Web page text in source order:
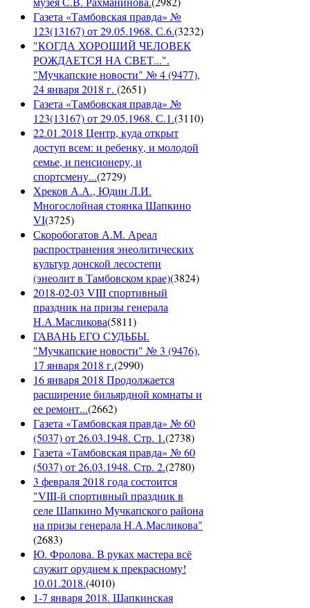
Газета «Тамбовская правда» №
123(13167) от 29.05.1968. С.6.(3232)
"КОГДА ХОРОШИЙ ЧЕЛОВЕК
РОЖДАЕТСЯ НА СВЕТ...".
"Мучкапские новости" № 4 (9477),
24 января 2018 г. (2651)
Газета «Тамбовская правда» №
123(13167) от 29.05.1968. С.1.(3110)
22.01.2018 Центр, куда открыт
доступ всем: и ребенку, и молодой
семье, и пенсионеру, и
спортсмену...(2729)
Хреков А.А., Юдин Л.И.
Многослойная стоянка Шапкино
VI(3725)
Скоробогатов А.М. Ареал
распространения энеолитических
культур донской лесостепи
(энеолит в Тамбовском крае)(3824)
2018-02-03 VIII спортивный
праздник на призы генерала
Н.А.Масликова(5811)
ГАВАНЬ ЕГО СУДЬБЫ.
"Мучкапские новости" № 3 (9476),
17 января 2018 г.(2990)
16 января 2018 Продолжается
расширение бильярдной комнаты и
ее ремонт...(2662)
Газета «Тамбовская правда» № 60
(5037) от 26.03.1948. Стр. 1.(2738)
Газета «Тамбовская правда» № 60
(5037) от 26.03.1948. Стр. 2.(2780)
3 февраля 2018 года состоится
"VIII-й спортивный праздник в
селе Шапкино Мучкапского района
на призы генерала Н.А.Масликова"
(2683)
Ю. Фролова. В руках мастера всё
служит орудием к прекрасному!
10.01.2018.(4010)
1-7 января 2018. Шапкинская